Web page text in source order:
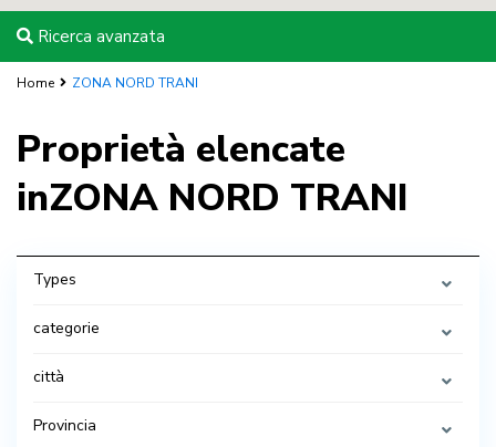
Ricerca avanzata
Home ZONA NORD TRANI
Proprietà elencate
inZONA NORD TRANI
Types
categorie
città
Provincia